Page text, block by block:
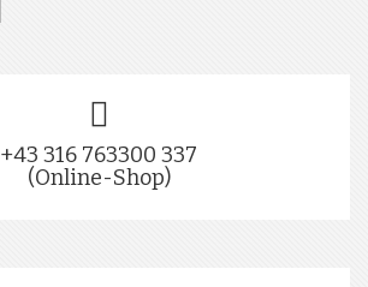
+43 316 763300 337
(Online-Shop)